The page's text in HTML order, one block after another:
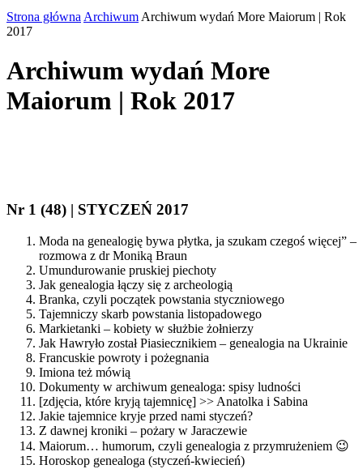
Strona główna Archiwum Archiwum wydań More Maiorum | Rok
2017
Archiwum wydań More
Maiorum | Rok 2017
Nr 1 (48) | STYCZEŃ 2017
Moda na genealogię bywa płytka, ja szukam czegoś więcej” –
rozmowa z dr Moniką Braun
Umundurowanie pruskiej piechoty
Jak genealogia łączy się z archeologią
Branka, czyli początek powstania styczniowego
Tajemniczy skarb powstania listopadowego
Markietanki – kobiety w służbie żołnierzy
Jak Hawryło został Piasiecznikiem – genealogia na Ukrainie
Francuskie powroty i pożegnania
Imiona też mówią
Dokumenty w archiwum genealoga: spisy ludności
[zdjęcia, które kryją tajemnicę] >> Anatolka i Sabina
Jakie tajemnice kryje przed nami styczeń?
Z dawnej kroniki – pożary w Jaraczewie
Maiorum… humorum, czyli genealogia z przymrużeniem 😉
Horoskop genealoga (styczeń-kwiecień)